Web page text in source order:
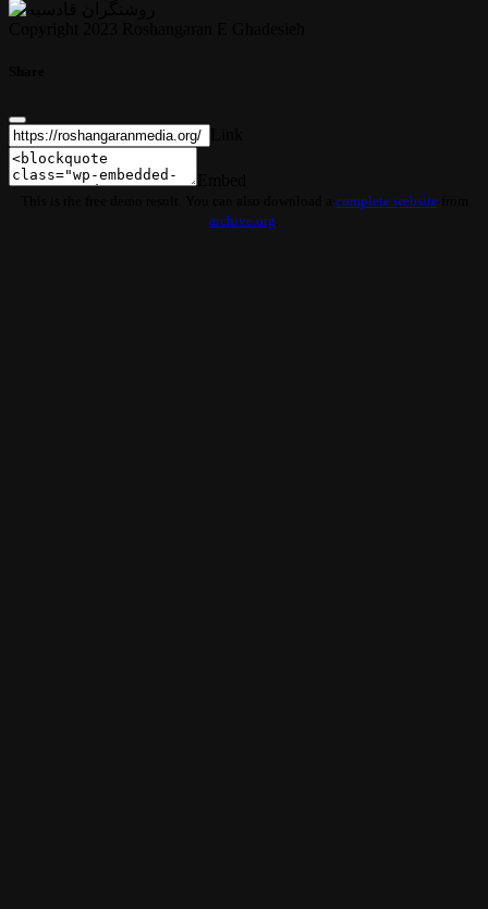
complete websitefrom
archive.org